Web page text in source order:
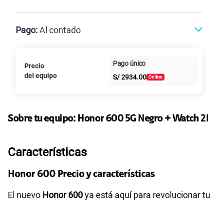
Paga solo
125GBen alta velocidad
S/
Paga solo S/ 95.90
Pago:Al contado
Al contado Cuotas Claro
intereses
Precio
del equipo
Pago único
S/2934.00
Sobre tu equipo: Honor 600 5G Negro + Watch 2I
Características
Honor 600 Precio y características
El nuevo Honor 600ya está aquí para revolucionar tu